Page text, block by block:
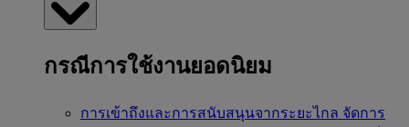
กรณีการใช้งานยอดนิยม
การเข้าถึงและการสนับสนุนจากระยะไกล จัดการ